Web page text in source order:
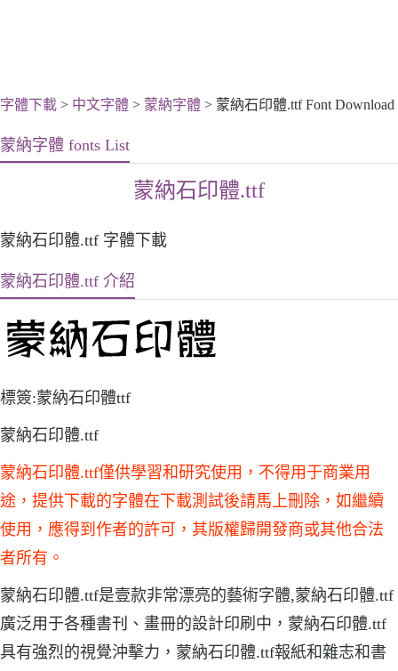
字體下載 > 中文字體 > 蒙納字體 > 蒙納石印體.ttf Font Download
蒙納字體 fonts List
蒙納石印體.ttf
蒙納石印體.ttf 字體下載
蒙納石印體.ttf 介紹
標簽:蒙納石印體ttf
蒙納石印體.ttf
蒙納石印體.ttf僅供學習和研究使用，不得用于商業用
途，提供下載的字體在下載測試後請馬上刪除，如繼續
使用，應得到作者的許可，其版權歸開發商或其他合法
者所有。
蒙納石印體.ttf是壹款非常漂亮的藝術字體,蒙納石印體.ttf
廣泛用于各種書刊、畫冊的設計印刷中，蒙納石印體.ttf
具有強烈的視覺沖擊力，蒙納石印體.ttf報紙和雜志和書